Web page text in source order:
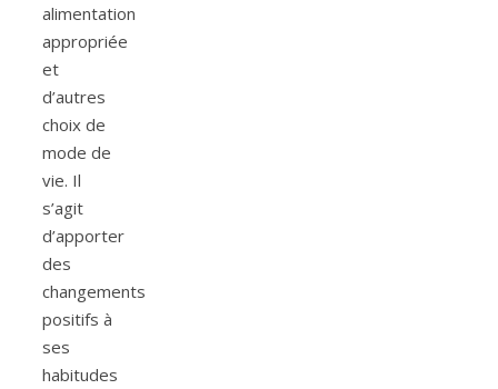
alimentation
appropriée
et
d’autres
choix de
mode de
vie. Il
s’agit
d’apporter
des
changements
positifs à
ses
habitudes